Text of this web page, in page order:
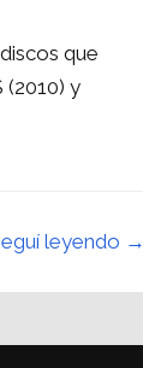
que
(2010) y
leyendo →